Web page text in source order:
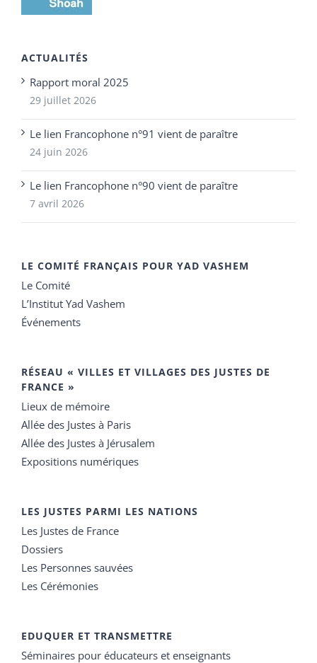
ACTUALITÉS
Rapport moral 2025
29 juillet 2026
Le lien Francophone n°91 vient de paraître
24 juin 2026
Le lien Francophone n°90 vient de paraître
7 avril 2026
LE COMITÉ FRANÇAIS POUR YAD VASHEM
Le Comité
L’Institut Yad Vashem
Événements
RÉSEAU « VILLES ET VILLAGES DES JUSTES DE
FRANCE »
Lieux de mémoire
Allée des Justes à Paris
Allée des Justes à Jérusalem
Expositions numériques
LES JUSTES PARMI LES NATIONS
Les Justes de France
Dossiers
Les Personnes sauvées
Les Cérémonies
EDUQUER ET TRANSMETTRE
Séminaires pour éducateurs et enseignants